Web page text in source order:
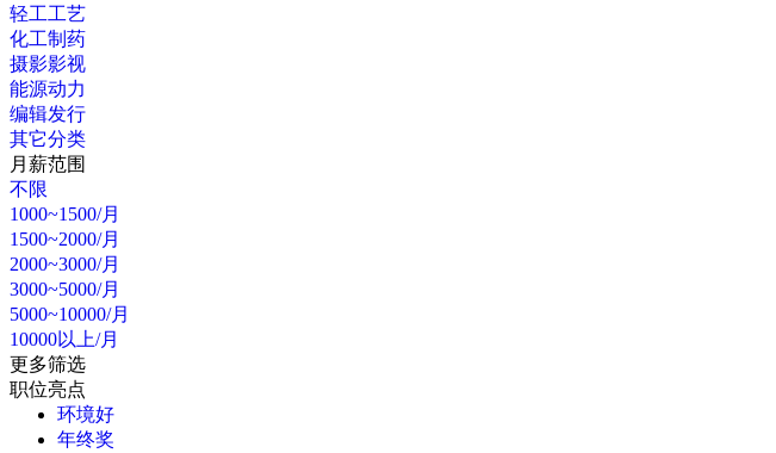
轻工工艺
化工制药
摄影影视
能源动力
编辑发行
其它分类
月薪范围
不限
1000~1500/月
1500~2000/月
2000~3000/月
3000~5000/月
5000~10000/月
10000以上/月
更多筛选
职位亮点
环境好
年终奖